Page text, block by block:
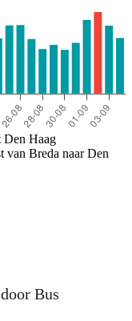
Den Haag
van Breda naar Den
Bus